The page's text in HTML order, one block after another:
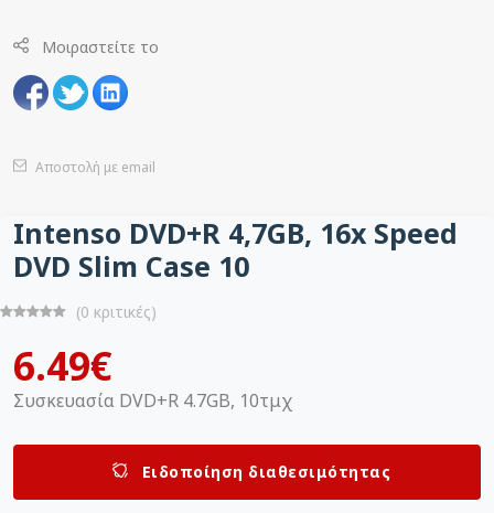
Μοιραστείτε το
Αποστολή με email
Intenso DVD+R 4,7GB, 16x Speed
DVD Slim Case 10
(0 κριτικές)
6.49€
Συσκευασία DVD+R 4.7GB, 10τμχ
Ειδοποίηση διαθεσιμότητας